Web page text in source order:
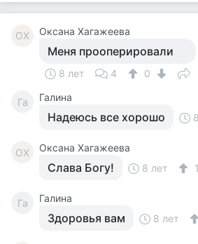
ОХ Оксана Хагажеева
Меня прооперировали
8 лет 4 0
Га Галина
Надеюсь все хорошо
ОХ Оксана Хагажеева
Слава Богу! 8 лет 1
Га Галина
Здоровья вам 8 лет